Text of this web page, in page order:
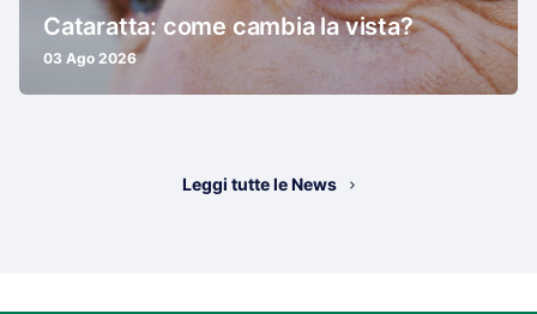
Cataratta: come cambia la vista?
03 Ago 2026
Leggi tutte le News